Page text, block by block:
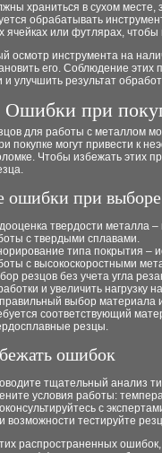
храниться в сухом
обрабатывать
ячейках или футлярах, чтобы
осмотр инструмента на
его. Соблюдение
и улучшить результат
Ошибки при
для работы с металлом
покупке могут привести к
Чтобы избежать этих
ошибки при выборе
твердости металла
с твердыми сплавами.
типа покрытия –
с высокоскоростными
резцов без учета угла
и увеличить нагрузку
выбор материала
соответствующий
резцы.
ошибок
тщательный анализ
условия работы:
с
возможности тестируйте
распространенных